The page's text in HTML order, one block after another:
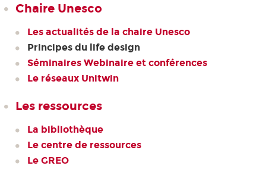
Chaire Unesco
Les actualités de la chaire Unesco
Principes du life design
Séminaires Webinaire et conférences
Le réseaux Unitwin
Les ressources
La bibliothèque
Le centre de ressources
Le GREO